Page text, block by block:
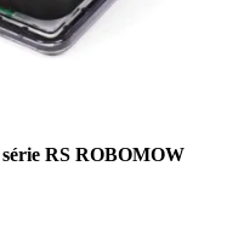
RS ROBOMOW